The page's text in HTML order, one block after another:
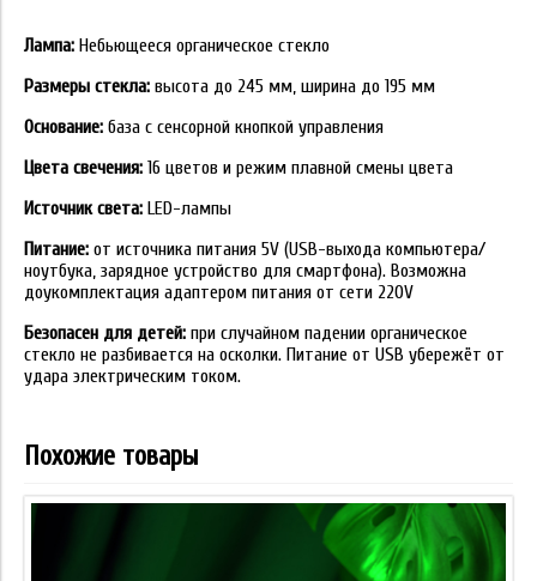
Лампа: Небьющееся органическое стекло
Размеры стекла: высота до 245 мм, ширина до 195 мм
Основание: база с сенсорной кнопкой управления
Цвета свечения: 16 цветов и режим плавной смены цвета
Источник света: LED-лампы
Питание: от источника питания 5V (USB-выхода компьютера/
ноутбука, зарядное устройство для смартфона). Возможна
доукомплектация адаптером питания от сети 220V
Безопасен для детей: при случайном падении органическое
стекло не разбивается на осколки. Питание от USB убережёт от
удара электрическим током.
Похожие товары